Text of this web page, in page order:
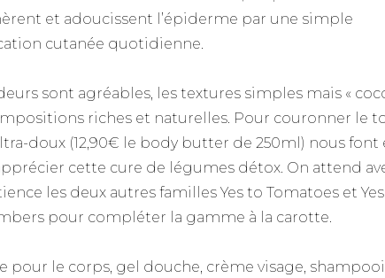
et adoucissent l’épiderme par une simple
cutanée quotidienne.
sont agréables, les textures simples mais «
riches et naturelles. Pour couronner le
doux (12,90€ le body butter de 250ml) nous font
cette cure de légumes détox. On attend
les deux autres familles Yes to Tomatoes et
pour compléter la gamme à la carotte.
pour le corps, gel douche, crème visage,